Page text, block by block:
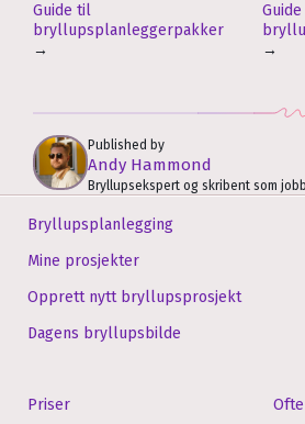
Guide til
bryllupsplanleggerpakker
→
→
Published by
Andy Hammond
Bryllupsekspert og skribent som
Bryllupsplanlegging
Mine prosjekter
Opprett nytt bryllupsprosjekt
Dagens bryllupsbilde
Priser